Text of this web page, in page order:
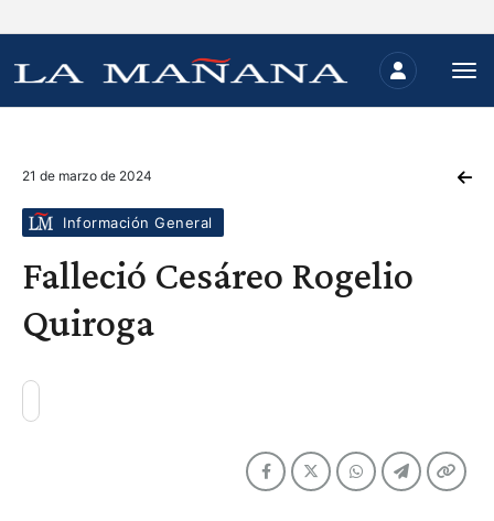
21 de marzo de 2024
Información General
Falleció Cesáreo Rogelio
Quiroga